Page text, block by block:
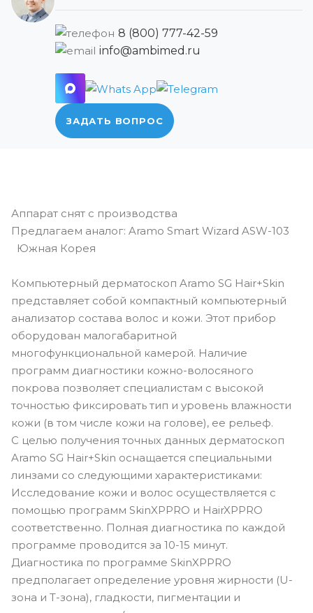
8 (800) 777-42-59
info@ambimed.ru
ЗАДАТЬ ВОПРОС
Аппарат снят с производства
Предлагаем аналог: Aramo Smart Wizard ASW-103
Южная Корея
Компьютерный дерматоскоп Aramo SG Hair+Skin
представляет собой компактный компьютерный
анализатор состава волос и кожи. Этот прибор
оборудован малогабаритной
многофункциональной камерой. Наличие
программ диагностики кожно-волосяного
покрова позволяет специалистам с высокой
точностью фиксировать тип и уровень влажности
кожи (в том числе кожи на голове), ее рельеф.
С целью получения точных данных дерматоскоп
Aramo SG Hair+Skin оснащается специальными
линзами со следующими характеристиками:
Исследование кожи и волос осуществляется с
помощью программ SkinXPPRO и HairXPPRO
соответственно. Полная диагностика по каждой
программе проводится за 10-15 минут.
Диагностика по программе SkinXPPRO
предполагает определение уровня жирности (U-
зона и T-зона), гладкости, пигментации и